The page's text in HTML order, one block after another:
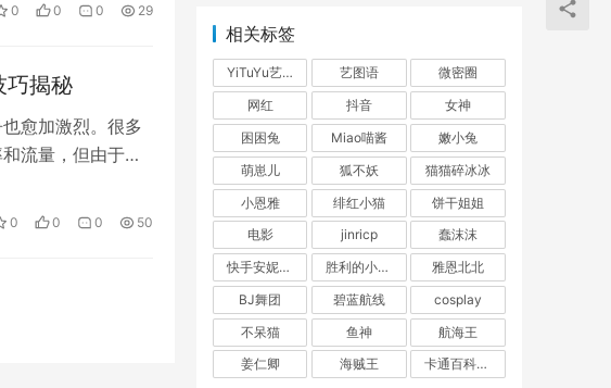
0 0 0 29
巧揭秘
愈加激烈。很多
流量，但由于对
0 0 0 50
相关标签
YiTuYu艺图语 艺图语
微密圈
网红
抖音
女神
困困兔
Miao喵酱
嫩小兔
萌崽儿
狐不妖
猫猫碎冰冰
小恩雅
绯红小猫
饼干姐姐
电影
jinricp
蠢沫沫
快手安妮朵朵
胜利的小生活
雅恩北北
BJ舞团
碧蓝航线
cosplay
不呆猫
鱼神
航海王
姜仁卿
海贼王 卡通百科老王